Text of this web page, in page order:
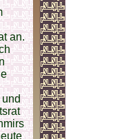
an.
und